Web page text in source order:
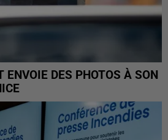
ENVOIE DES PHOTOS À SON